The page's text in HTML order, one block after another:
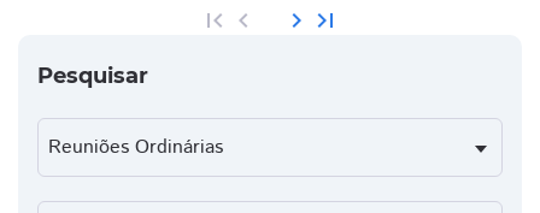
first_page chevron_left chevron_right last_page
Pesquisar